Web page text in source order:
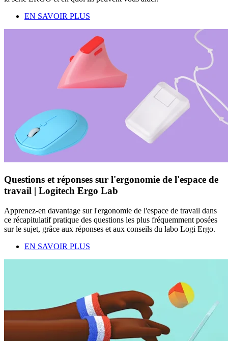
EN SAVOIR PLUS
Questions et réponses sur l'ergonomie de l'espace de
travail | Logitech Ergo Lab
Apprenez-en davantage sur l'ergonomie de l'espace de travail dans
ce récapitulatif pratique des questions les plus fréquemment posées
sur le sujet, grâce aux réponses et aux conseils du labo Logi Ergo.
EN SAVOIR PLUS